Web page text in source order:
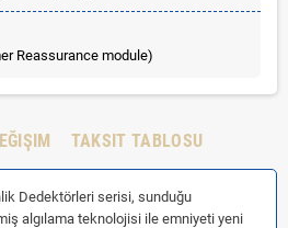
Reassurance module)
TAKSIT TABLOSU
Dedektörleri serisi, sunduğu
algılama teknolojisi ile emniyeti yeni